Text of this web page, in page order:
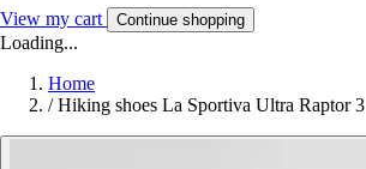
View my cart Continue shopping
Loading...
Home
/ Hiking shoes La Sportiva Ultra Raptor 3